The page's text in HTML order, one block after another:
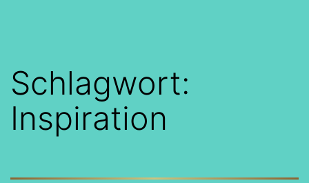
Schlagwort:
Inspiration